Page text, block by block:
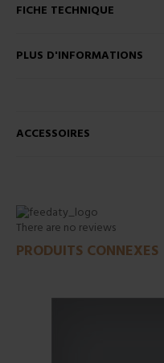
FICHE TECHNIQUE
PLUS D'INFORMATIONS
ACCESSOIRES
There are no reviews
PRODUITS CONNEXES